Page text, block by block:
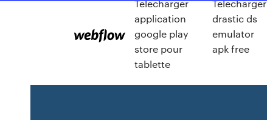
Telecharger
application
google play
store pour
tablette
Télécharger
drastic ds
emulator
apk free